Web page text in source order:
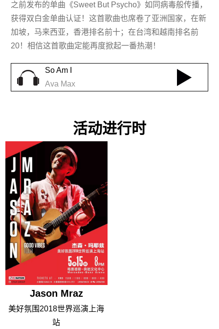
之前发布的单曲《Sweet But Psycho》如同病毒般传播，
获得双白金单曲认证！这首歌曲也席卷了亚洲国家，在新
加坡，马来西亚，香港排名前十；在台湾和越南排名前
20！相信这首歌曲定能再度掀起一番热潮！
So Am I
Ava Max
活动进行时
Jason Mraz
美好氛围2018世界巡演上海
站